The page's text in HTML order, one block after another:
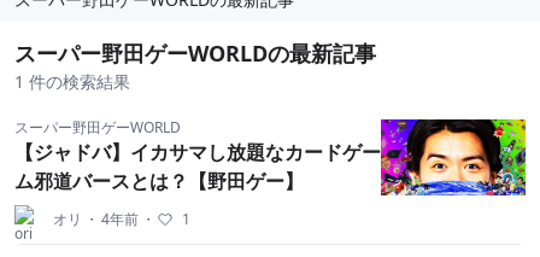
スーパー野田ゲーWORLDの最新記事
1 件の検索結果
スーパー野田ゲーWORLD
【ジャドバ】イカサマし放題なカードゲー
ム邪道バースとは？【野田ゲー】
オリ ・ 4年前 ・ 1